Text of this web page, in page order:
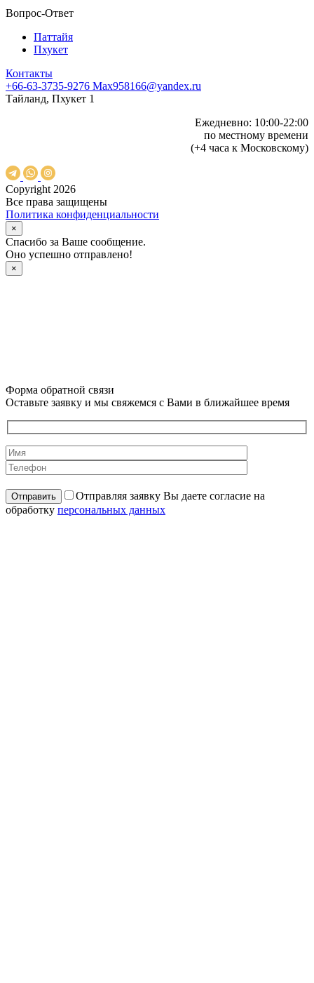
Вопрос-Ответ
Паттайя
Пхукет
Контакты
+66-63-3735-9276 Max958166@yandex.ru
Тайланд, Пхукет 1
Ежедневно: 10:00-22:00
по местному времени
(+4 часа к Московскому)
Copyright 2026
Все права защищены
Политика конфиденциальности
×
Спасибо за Ваше сообщение.
Оно успешно отправлено!
×
Форма обратной связи
Оставьте заявку и мы свяжемся с Вами в ближайшее время
Отправляя заявку Вы даете согласие на
обработку персональных данных